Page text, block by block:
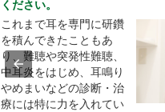
ください。
これまで耳を専門に研鑽
を積んできたこともあ
り、難聴や突発性難聴、
中耳炎をはじめ、耳鳴り
やめまいなどの診断・治
療には特に力を入れてい